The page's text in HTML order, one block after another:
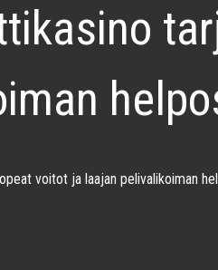
voitot ja laajan pelivalikoiman